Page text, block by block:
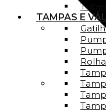
TAMPAS E